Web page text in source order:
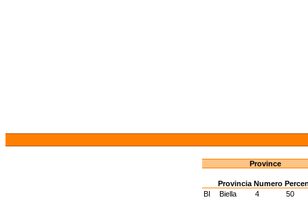
Province
Provincia Numero
BI
Biella 4
50